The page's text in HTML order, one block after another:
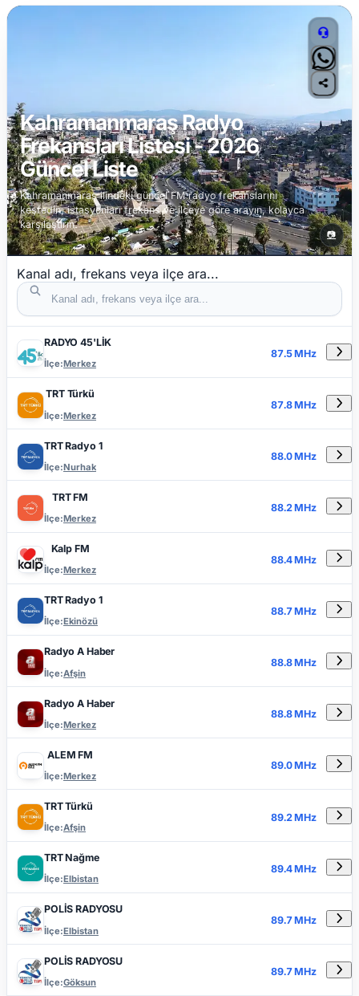
📷
Kahramanmaraş Radyo
Frekansları Listesi - 2026
Güncel Liste
Kahramanmaraş ilindeki güncel FM radyo frekanslarını
keşfedin; istasyonları frekans ve ilçeye göre arayın, kolayca
karşılaştırın.
Kanal adı, frekans veya ilçe ara...
RADYO ADI
RADYO 45'LİK
İlçe:Merkez
87.5 MHz
TRT Türkü
İlçe:Merkez
87.8 MHz
TRT Radyo 1
İlçe:Nurhak
88.0 MHz
TRT FM
İlçe:Merkez
88.2 MHz
Kalp FM
İlçe:Merkez
88.4 MHz
TRT Radyo 1
İlçe:Ekinözü
88.7 MHz
Radyo A Haber
İlçe:Afşin
88.8 MHz
Radyo A Haber
İlçe:Merkez
88.8 MHz
ALEM FM
İlçe:Merkez
89.0 MHz
TRT Türkü
İlçe:Afşin
89.2 MHz
TRT Nağme
İlçe:Elbistan
89.4 MHz
POLİS RADYOSU
İlçe:Elbistan
89.7 MHz
POLİS RADYOSU
İlçe:Göksun
89.7 MHz